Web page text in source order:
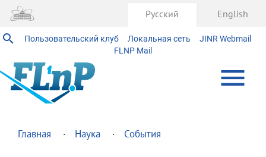
Пользовательский клуб Локальная сеть
JINR Webmail
FLNP Mail
Русский English
Главная Наука События